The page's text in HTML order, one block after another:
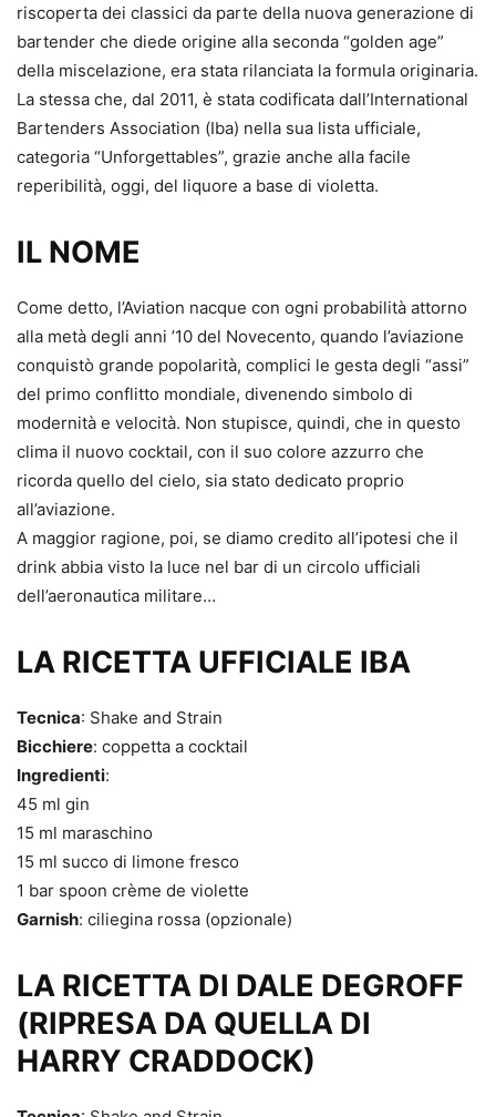
riscoperta dei classici da parte della nuova generazione di
bartender che diede origine alla seconda “golden age”
della miscelazione, era stata rilanciata la formula originaria.
La stessa che, dal 2011, è stata codificata dall’International
Bartenders Association (Iba) nella sua lista ufficiale,
categoria “Unforgettables”, grazie anche alla facile
reperibilità, oggi, del liquore a base di violetta.
IL NOME
Come detto, l’Aviation nacque con ogni probabilità attorno
alla metà degli anni ’10 del Novecento, quando l’aviazione
conquistò grande popolarità, complici le gesta degli “assi”
del primo conflitto mondiale, divenendo simbolo di
modernità e velocità. Non stupisce, quindi, che in questo
clima il nuovo cocktail, con il suo colore azzurro che
ricorda quello del cielo, sia stato dedicato proprio
all’aviazione.
A maggior ragione, poi, se diamo credito all’ipotesi che il
drink abbia visto la luce nel bar di un circolo ufficiali
dell’aeronautica militare…
LA RICETTA UFFICIALE IBA
Tecnica: Shake and Strain
Bicchiere: coppetta a cocktail
Ingredienti:
45 ml gin
15 ml maraschino
15 ml succo di limone fresco
1 bar spoon crème de violette
Garnish: ciliegina rossa (opzionale)
LA RICETTA DI DALE DEGROFF
(RIPRESA DA QUELLA DI
HARRY CRADDOCK)